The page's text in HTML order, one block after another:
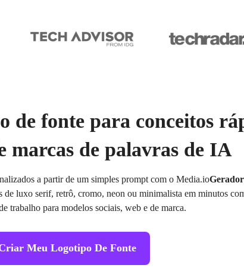
de fonte para conceitos
marcas de palavras de IA
a partir de um simples prompt com o Media.io
de luxo serif, retrô, cromo, neon ou minimalista em minutos
trabalho para modelos sociais, web e de marca.
Meu Logotipo De Fonte